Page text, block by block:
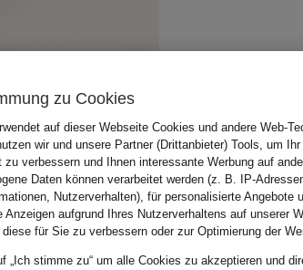
zu Cookies
auf dieser Webseite Cookies und andere Web-
wir und unsere Partner (Drittanbieter) Tools, um
zu verbessern und Ihnen interessante Werbung auf
Daten können verarbeitet werden (z. B. IP-
Nutzerverhalten), für personalisierte Angebote
Anzeigen aufgrund Ihres Nutzerverhaltens auf unserer
für Sie zu verbessern oder zur Optimierung der
„Ich stimme zu“ um alle Cookies zu akzeptieren und